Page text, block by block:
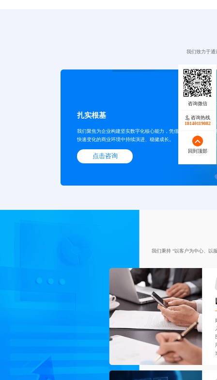
我们致力于通
扎实根基
我们聚焦为企业构建坚实数字化核心能力，凭借专业设计与开发
快速变化的商业环境中持续演进、稳健成长。
点击咨询
我们秉持 “以客户为中心、以
咨询热线
18140119082
回到顶部